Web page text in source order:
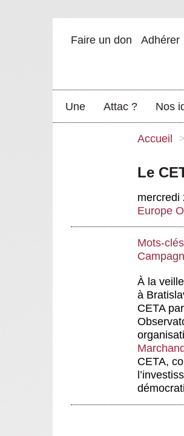
Faire un don Adhérer
Une Attac ? Nos
Accueil >
Le
mercredi
Europe
Mots-clés
À la
à
CETA
CETA,